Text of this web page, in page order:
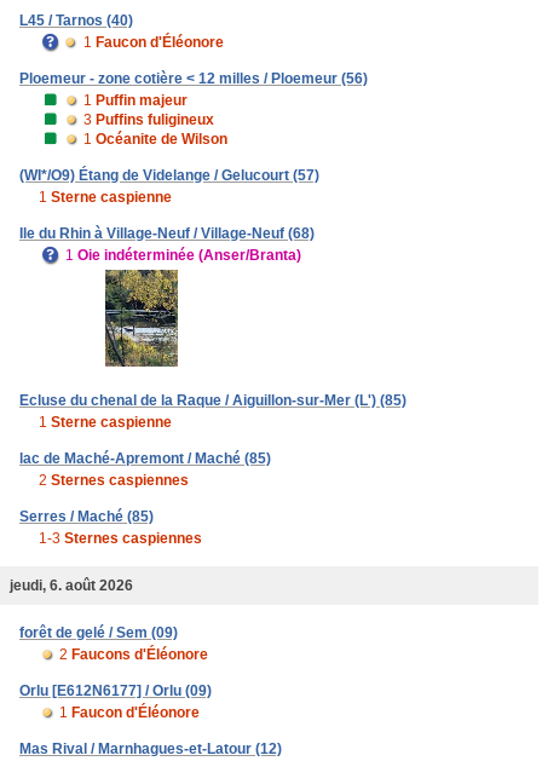
L45 / Tarnos (40)
1 Faucon d'Éléonore
Ploemeur - zone cotière < 12 milles / Ploemeur (56)
1 Puffin majeur
3 Puffins fuligineux
1 Océanite de Wilson
(WI*/O9) Étang de Videlange / Gelucourt (57)
1 Sterne caspienne
Ile du Rhin à Village-Neuf / Village-Neuf (68)
1 Oie indéterminée (Anser/Branta)
Ecluse du chenal de la Raque / Aiguillon-sur-Mer (L') (85)
1 Sterne caspienne
lac de Maché-Apremont / Maché (85)
2 Sternes caspiennes
Serres / Maché (85)
1-3 Sternes caspiennes
jeudi, 6. août 2026
forêt de gelé / Sem (09)
2 Faucons d'Éléonore
Orlu [E612N6177] / Orlu (09)
1 Faucon d'Éléonore
Mas Rival / Marnhagues-et-Latour (12)